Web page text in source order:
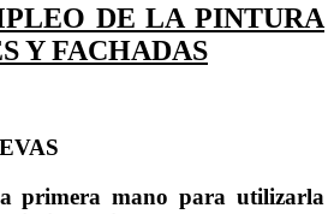
DE LA PINTURA
Y FACHADAS
primera mano para utilizarla